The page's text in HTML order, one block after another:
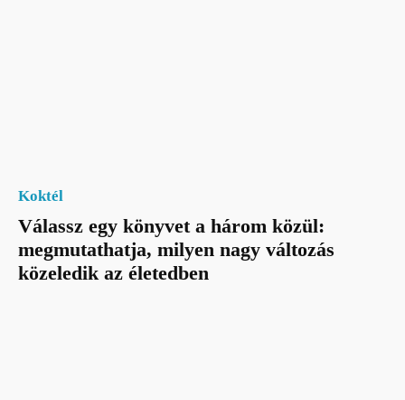
Koktél
Válassz egy könyvet a három közül:
megmutathatja, milyen nagy változás
közeledik az életedben